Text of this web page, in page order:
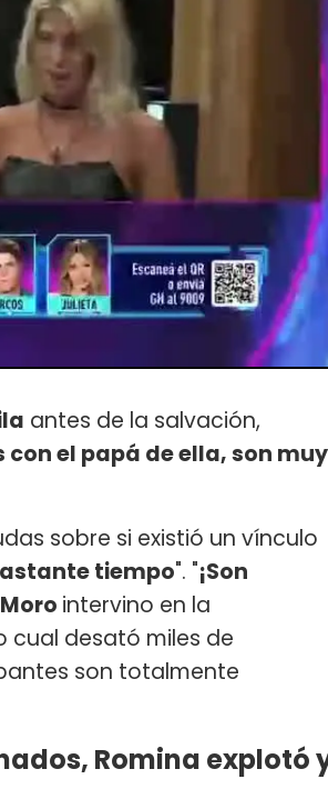
antes de la salvación,
el papá de ella, son muy
sobre si existió un vínculo
tiempo". "¡Son
intervino en la
cual desató miles de
son totalmente
Romina explotó